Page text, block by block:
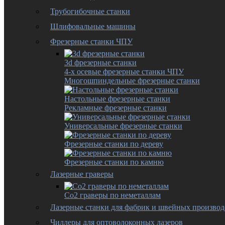
Трубогибочные станки
Шлифовальные машины
Фрезерные станки ЧПУ
3d фрезерные станки
4-х осевые фрезерные станки ЧПУ
Многошпиндельные фрезерные станки
Настольные фрезерные станки
Рекламные фрезерные станки
Универсальные фрезерные станки
Фрезерные станки по дереву
Фрезерные станки по камню
Лазерные граверы
Co2 граверы по неметаллам
Лазерные станки для фабрик и швейных
Чиллеры для оптоволоконных лазеров